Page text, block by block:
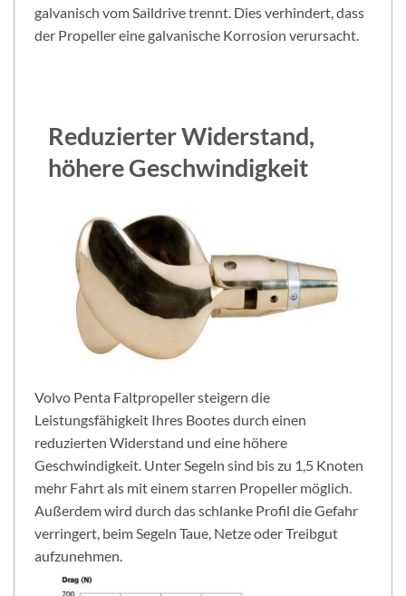
galvanisch vom Saildrive trennt. Dies verhindert, dass
der Propeller eine galvanische Korrosion verursacht.
Reduzierter Widerstand,
höhere Geschwindigkeit
Volvo Penta Faltpropeller steigern die
Leistungsfähigkeit Ihres Bootes durch einen
reduzierten Widerstand und eine höhere
Geschwindigkeit. Unter Segeln sind bis zu 1,5 Knoten
mehr Fahrt als mit einem starren Propeller möglich.
Außerdem wird durch das schlanke Profil die Gefahr
verringert, beim Segeln Taue, Netze oder Treibgut
aufzunehmen.